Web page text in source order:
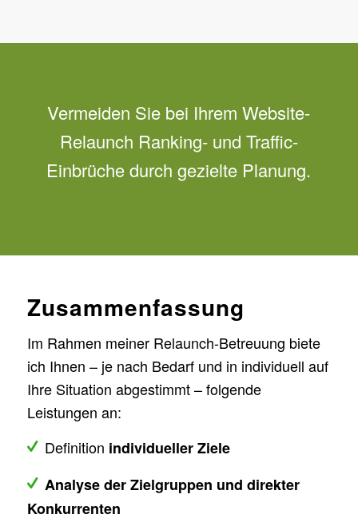
Vermeiden Sie bei Ihrem Website-
Relaunch Ranking- und Traffic-
Einbrüche durch gezielte Planung.
Zusammenfassung
Im Rahmen meiner Relaunch-Betreuung biete
ich Ihnen – je nach Bedarf und in individuell auf
Ihre Situation abgestimmt – folgende
Leistungen an:
Definition individueller Ziele
Analyse der Zielgruppen und direkter
Konkurrenten